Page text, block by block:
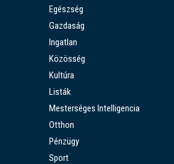
Egészség
Gazdaság
Ingatlan
Közösség
Kultúra
Listák
Mesterséges Intelligencia
Otthon
Pénzügy
Sport